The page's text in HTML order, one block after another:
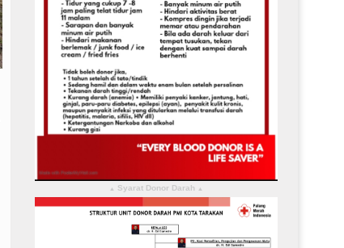
▴ Syarat Donor Darah ▴